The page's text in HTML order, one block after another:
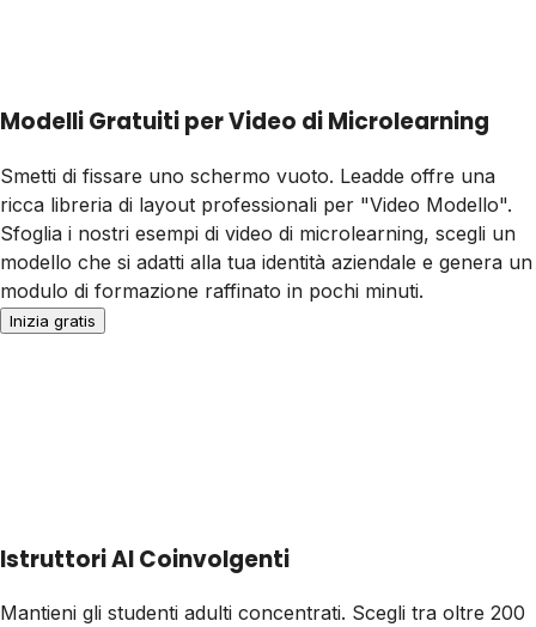
Modelli Gratuiti per Video di Microlearning
Smetti di fissare uno schermo vuoto. Leadde offre una
ricca libreria di layout professionali per "Video Modello".
Sfoglia i nostri esempi di video di microlearning, scegli un
modello che si adatti alla tua identità aziendale e genera un
modulo di formazione raffinato in pochi minuti.
Inizia gratis
Istruttori AI Coinvolgenti
Mantieni gli studenti adulti concentrati. Scegli tra oltre 200